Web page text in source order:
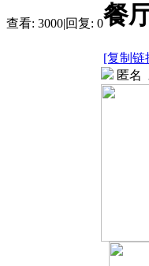
查看: 3000|回复: 0餐
[复制链
匿名